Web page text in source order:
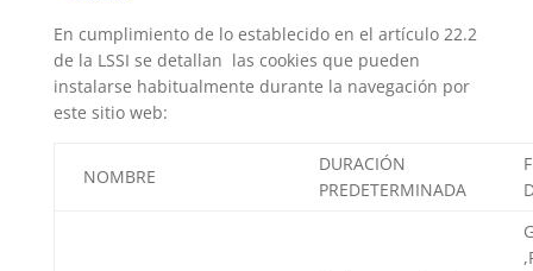
En cumplimiento de lo establecido en el artículo 22.2
de la LSSI se detallan las cookies que pueden
instalarse habitualmente durante la navegación por
este sitio web:
NOMBRE
DURACIÓN
PREDETERMINADA